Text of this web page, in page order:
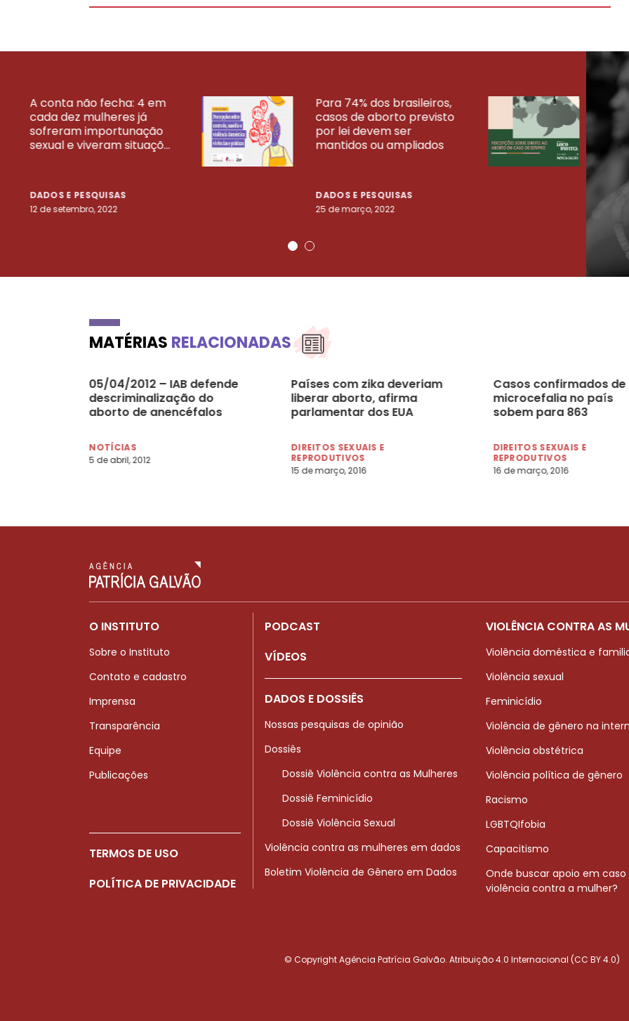
A conta não fecha: 4 em
cada dez mulheres já
sofreram importunação
sexual e viveram situaçõ...
DADOS E PESQUISAS
12 de setembro, 2022
Para 74% dos brasileiros,
casos de aborto previsto
por lei devem ser
mantidos ou ampliados
DADOS E PESQUISAS
25 de março, 2022
23
VEJA MAIS PESQUISAS
MATÉRIAS RELACIONADAS
05/04/2012 – IAB defende
descriminalização do
aborto de anencéfalos
NOTÍCIAS
5 de abril, 2012
Países com zika deveriam
liberar aborto, afirma
parlamentar dos EUA
DIREITOS SEXUAIS E
REPRODUTIVOS
15 de março, 2016
Casos confirmados de
microcefalia no país
sobem para 863
DIREITOS SEXUAIS E
REPRODUTIVOS
16 de março, 2016
O INSTITUTO
Sobre o Instituto
Contato e cadastro
Imprensa
Transparência
Equipe
Publicações
TERMOS DE USO
POLÍTICA DE PRIVACIDADE
PODCAST
VÍDEOS
DADOS E DOSSIÊS
Nossas pesquisas de opinião
Dossiês
Dossiê Violência contra as Mulheres
Dossiê Feminicídio
Dossiê Violência Sexual
Violência contra as mulheres em dados
Boletim Violência de Gênero em Dados
VIOLÊNCIA CONTRA AS
Violência doméstica e
Violência sexual
Feminicídio
Violência de gênero na
Violência obstétrica
Violência política de gênero
Racismo
LGBTQIfobia
Capacitismo
Onde buscar apoio em caso
violência contra a mulher?
© Copyright Agência Patrícia Galvão. Atribuição 4.0 Internacional (CC BY 4.0)